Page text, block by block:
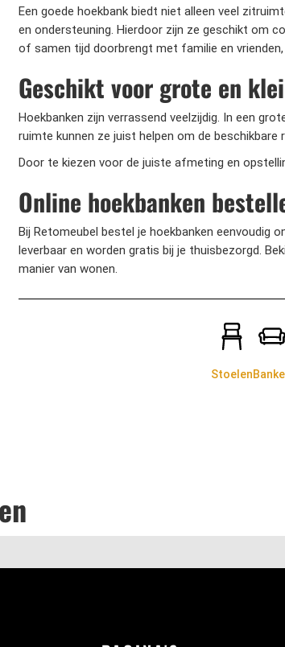
Een goede hoekbank biedt niet alleen veel
en ondersteuning. Hierdoor zijn ze geschikt om
of samen tijd doorbrengt met familie en
Geschikt voor grote en
Hoekbanken zijn verrassend veelzijdig. In een
ruimte kunnen ze juist helpen om de
Door te kiezen voor de juiste afmeting en
Online hoekbanken
Bij Retomeubel bestel je hoekbanken eenvoudig
leverbaar en worden gratis bij je thuisbezorgd.
manier van wonen.
Stoelen